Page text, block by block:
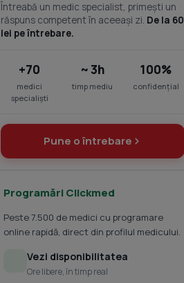
Întreabă un medic specialist, primești un
răspuns competent în aceeași zi. De la 60
lei pe întrebare.
+70
medici
specialiști
~ 3h
timp mediu
100%
confidențial
Pune o întrebare
Programări Clickmed
Peste 7.500 de medici cu programare
online rapidă, direct din profilul medicului.
Vezi disponibilitatea
Ore libere, în timp real